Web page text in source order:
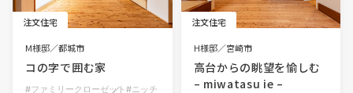
注文住宅
M様邸 都城市
コの字で囲む家
ファミリークローゼット
ニッチ
注文住宅
H様邸 宮崎市
高台からの眺望を愉しむ
– miwatasu ie –